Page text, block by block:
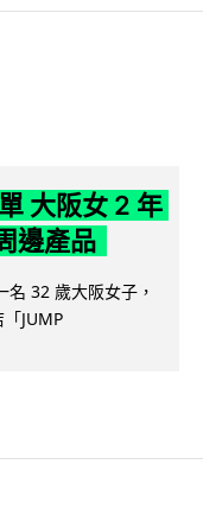
大阪女 2 年
邊產品
32 歲大阪女子，
JUMP